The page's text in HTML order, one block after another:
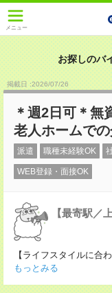
メニュー
お探しのバ
掲載日 :2026/07/26
＊週2日可＊無
老人ホームで
派遣 職種未経験OK
WEB登録・面接OK
【最寄駅／
【ライフスタイルに合
もっとみる